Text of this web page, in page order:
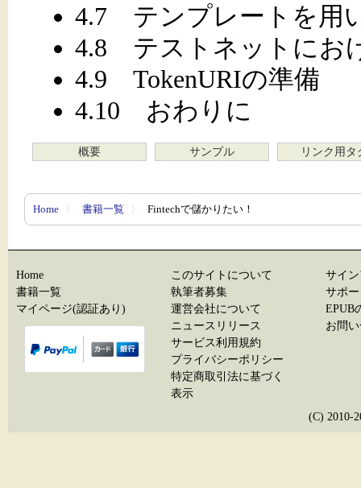
4.7 テンプレートを用
4.8 テストネットにお
4.9 TokenURIの準備
4.10 おわりに
概要 サンプル リンク用タ
Home 〉 書籍一覧 〉 Fintechで儲かりたい！
Home
書籍一覧
マイページ(認証あり)
このサイトについて
執筆者募集
運営会社について
ニュースリリース
サービス利用規約
プライバシーポリシー
特定商取引法に基づく
表示
サイ
サポ
EPUB
お問
(C) 2010-